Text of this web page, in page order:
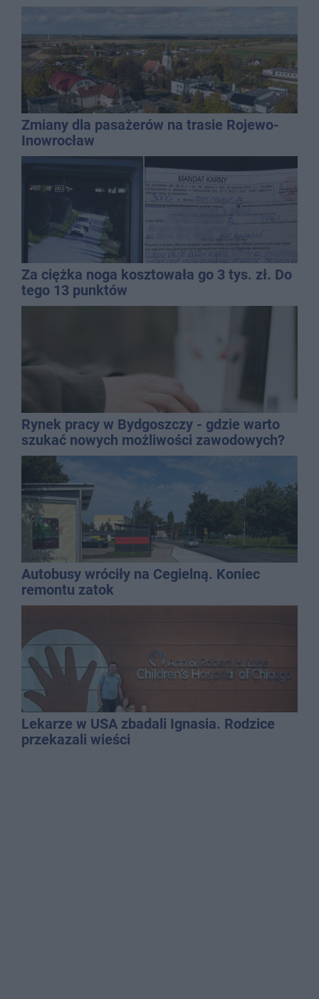
Zmiany dla pasażerów na trasie Rojewo-
Inowrocław
Za ciężka noga kosztowała go 3 tys. zł. Do
tego 13 punktów
Rynek pracy w Bydgoszczy - gdzie warto
szukać nowych możliwości zawodowych?
Autobusy wróciły na Cegielną. Koniec
remontu zatok
Lekarze w USA zbadali Ignasia. Rodzice
przekazali wieści